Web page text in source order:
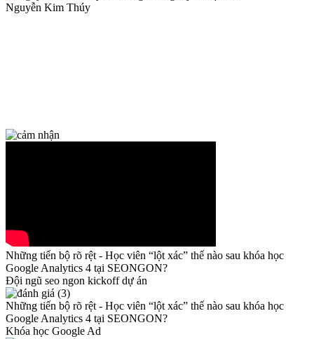
Nguyễn Kim Thúy
Những tiến bộ rõ rệt - Học viên “lột xác” thế nào sau khóa học
Google Analytics 4 tại SEONGON?
Đội ngũ seo ngon kickoff dự án
Những tiến bộ rõ rệt - Học viên “lột xác” thế nào sau khóa học
Google Analytics 4 tại SEONGON?
Khóa học Google Ad